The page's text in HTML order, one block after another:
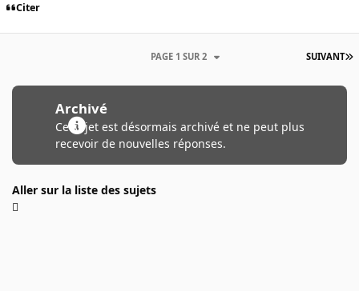
Citer
SUIVANT
PAGE 1 SUR 2
Archivé
Ce sujet est désormais archivé et ne peut plus
recevoir de nouvelles réponses.
Aller sur la liste des sujets